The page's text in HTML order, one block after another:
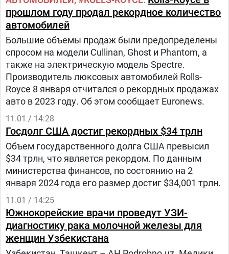
прошлом году продал рекордное количество
автомобилей
Большие объемы продаж были предопределены
спросом на модели Cullinan, Ghost и Phantom, а
также на электрическую модель Spectre.
Производитель люксовых автомобилей Rolls-
Royce 8 января отчитался о рекордных продажах
авто в 2023 году. Об этом сообщает Euronews.
11.01 / 14:28
Госдолг США достиг рекордных $34 трлн
Объем государственного долга США превысил
$34 трлн, что является рекордом. По данным
министерства финансов, по состоянию на 2
января 2024 года его размер достиг $34,001 трлн.
11.01 / 14:25
Южнокорейские врачи проведут УЗИ-
диагностику рака молочной железы для
женщин Узбекистана